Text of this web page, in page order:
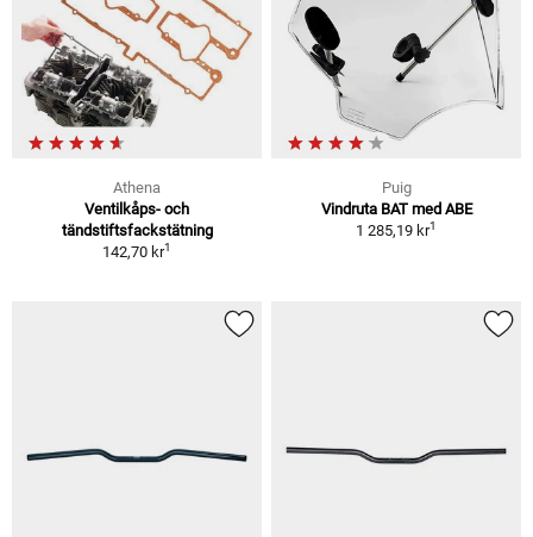
Athena
Ventilkåps- och
tändstiftsfackstätning
142,70 kr1
Puig
Vindruta BAT med ABE
1 285,19 kr1